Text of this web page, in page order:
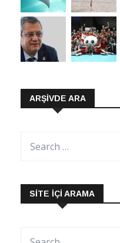
ARŞIVDE ARA
SITE İÇI ARAMA